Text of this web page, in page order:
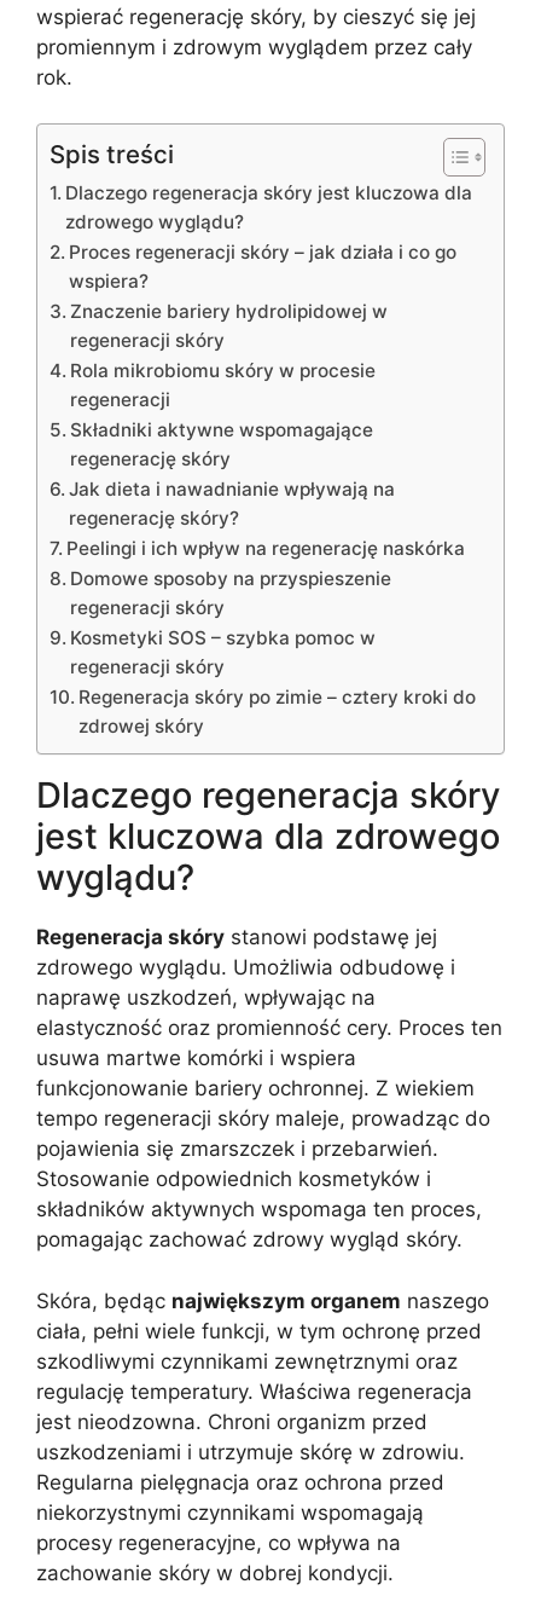
wspierać regenerację skóry, by cieszyć się jej
promiennym i zdrowym wyglądem przez cały
rok.
Spis treści
Dlaczego regeneracja skóry jest kluczowa dla
zdrowego wyglądu?
Proces regeneracji skóry – jak działa i co go
wspiera?
Znaczenie bariery hydrolipidowej w
regeneracji skóry
Rola mikrobiomu skóry w procesie
regeneracji
Składniki aktywne wspomagające
regenerację skóry
Jak dieta i nawadnianie wpływają na
regenerację skóry?
Peelingi i ich wpływ na regenerację naskórka
Domowe sposoby na przyspieszenie
regeneracji skóry
Kosmetyki SOS – szybka pomoc w
regeneracji skóry
Regeneracja skóry po zimie – cztery kroki do
zdrowej skóry
Dlaczego regeneracja skóry
jest kluczowa dla zdrowego
wyglądu?
Regeneracja skóry stanowi podstawę jej
zdrowego wyglądu. Umożliwia odbudowę i
naprawę uszkodzeń, wpływając na
elastyczność oraz promienność cery. Proces ten
usuwa martwe komórki i wspiera
funkcjonowanie bariery ochronnej. Z wiekiem
tempo regeneracji skóry maleje, prowadząc do
pojawienia się zmarszczek i przebarwień.
Stosowanie odpowiednich kosmetyków i
składników aktywnych wspomaga ten proces,
pomagając zachować zdrowy wygląd skóry.
Skóra, będąc największym organem naszego
ciała, pełni wiele funkcji, w tym ochronę przed
szkodliwymi czynnikami zewnętrznymi oraz
regulację temperatury. Właściwa regeneracja
jest nieodzowna. Chroni organizm przed
uszkodzeniami i utrzymuje skórę w zdrowiu.
Regularna pielęgnacja oraz ochrona przed
niekorzystnymi czynnikami wspomagają
procesy regeneracyjne, co wpływa na
zachowanie skóry w dobrej kondycji.